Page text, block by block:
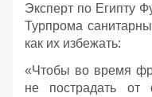
Эксперт по Египту
Турпрома
как их избежать:
«Чтобы во время
не пострадать от